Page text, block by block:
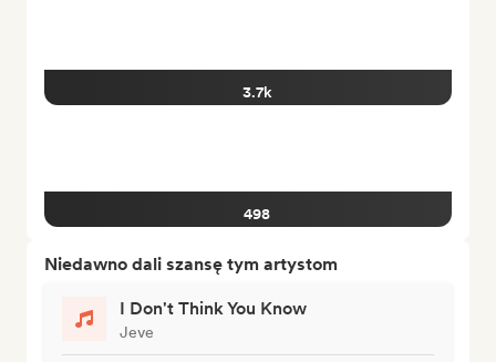
3.7k
498
Niedawno dali szansę tym artystom
I Don't Think You Know
Jeve